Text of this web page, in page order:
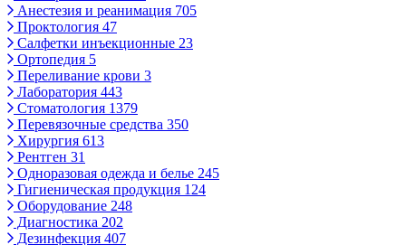
Анестезия и реанимация 705
Проктология 47
Салфетки инъекционные 23
Ортопедия 5
Переливание крови 3
Лаборатория 443
Стоматология 1379
Перевязочные средства 350
Хирургия 613
Рентген 31
Одноразовая одежда и белье 245
Гигиеническая продукция 124
Оборудование 248
Диагностика 202
Дезинфекция 407